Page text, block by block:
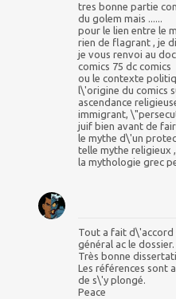
tres bonne partie
du golem mais ......
pour le lien entre le
rien de flagrant , je
je vous renvoi au
comics 75 dc comics
ou le contexte
l\'origine du comics
ascendance
immigrant,
juif bien avant de
le mythe d\'un
telle mythe religieux
la mythologie grec
Tout a fait d\'accord
général ac le dossier.
Très bonne
Les références sont
de s\'y plongé.
Peace